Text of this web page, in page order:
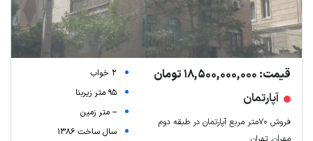
قیمت: 18,500,000,000 تومان
آپارتمان
فروش ۷۰متر مربع آپارتمان در طبقه دوم
2 خواب
95 متر زیربنا
-- متر زمین
سال ساخت 1386